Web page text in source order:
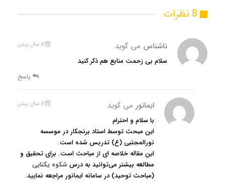
8 نظرات
ناشناس می گوید 6 سال پیش
سلام بی زحمت منابع هم ذکر کنید
پاسخ
ایمانور می گوید 6 سال پیش
با سلام و احترام
این مبحث توسط استاد برنجکار در موسسه
نورالمجتبی (ع) تدریس شده است.
این مقاله خلاصه ای از مباحث است. برای تحقیق و
مطالعه بیشتر می‌توانید به درس شکوه یکتایی
(مباحث توحید) در سامانه ایمانور مراجعه نمایید.